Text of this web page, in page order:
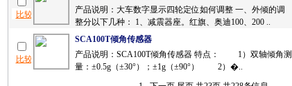
产品说明：大车数字显示四轮定位如何调整 一、外倾的调
整分以下几种： 1、减震器座。红旗、奥迪100、200 ..
SCA100T倾角传感器
产品说明：SCA100T倾角传感器 特点： 1）双轴倾角测
量：±0.5g（±30°）；±1g（±90°） 2）�..